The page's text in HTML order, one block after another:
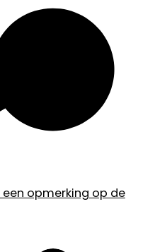
opmerking op de